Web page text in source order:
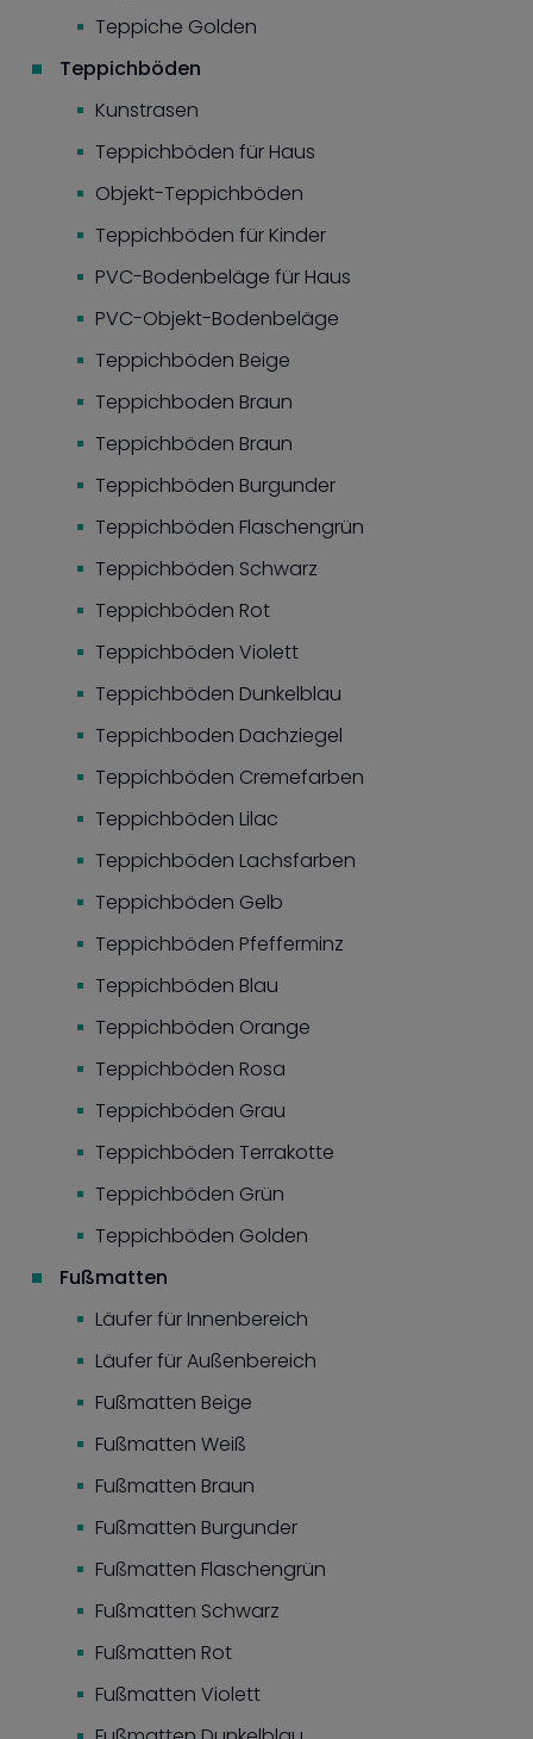
Teppiche Golden
Teppichböden
Kunstrasen
Teppichböden für Haus
Objekt-Teppichböden
Teppichböden für Kinder
PVC-Bodenbeläge für Haus
PVC-Objekt-Bodenbeläge
Teppichböden Beige
Teppichboden Braun
Teppichböden Braun
Teppichböden Burgunder
Teppichböden Flaschengrün
Teppichböden Schwarz
Teppichböden Rot
Teppichböden Violett
Teppichböden Dunkelblau
Teppichboden Dachziegel
Teppichböden Cremefarben
Teppichböden Lilac
Teppichböden Lachsfarben
Teppichböden Gelb
Teppichböden Pfefferminz
Teppichböden Blau
Teppichböden Orange
Teppichböden Rosa
Teppichböden Grau
Teppichböden Terrakotte
Teppichböden Grün
Teppichböden Golden
Fußmatten
Läufer für Innenbereich
Läufer für Außenbereich
Fußmatten Beige
Fußmatten Weiß
Fußmatten Braun
Fußmatten Burgunder
Fußmatten Flaschengrün
Fußmatten Schwarz
Fußmatten Rot
Fußmatten Violett